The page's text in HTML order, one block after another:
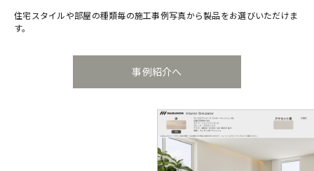
住宅スタイルや部屋の種類毎の施工事例写真から製品をお選びいただけま
す。
事例紹介へ